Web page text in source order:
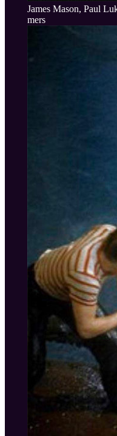
James Mason, Paul
mers